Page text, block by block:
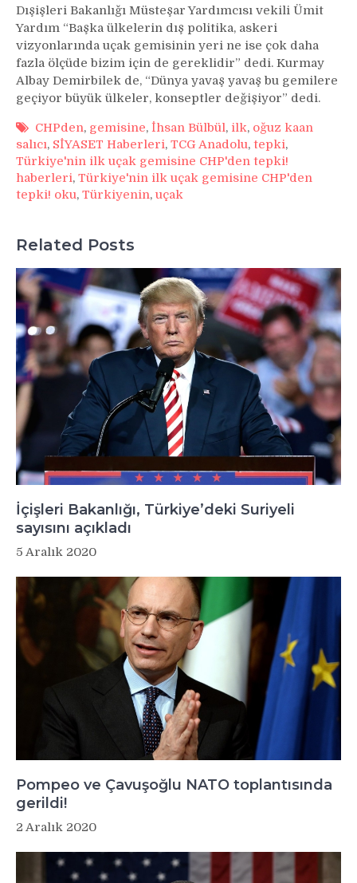
Dışişleri Bakanlığı Müsteşar Yardımcısı vekili Ümit
Yardım “Başka ülkelerin dış politika, askeri
vizyonlarında uçak gemisinin yeri ne ise çok daha
fazla ölçüde bizim için de gereklidir” dedi. Kurmay
Albay Demirbilek de, “Dünya yavaş yavaş bu gemilere
geçiyor büyük ülkeler, konseptler değişiyor” dedi.
CHPden, gemisine, İhsan Bülbül, ilk, oğuz kaan
salıcı, SİYASET Haberleri, TCG Anadolu, tepki,
Türkiye'nin ilk uçak gemisine CHP'den tepki!
haberleri, Türkiye'nin ilk uçak gemisine CHP'den
tepki! oku, Türkiyenin, uçak
Related Posts
İçişleri Bakanlığı, Türkiye’deki Suriyeli
sayısını açıkladı
5 Aralık 2020
Pompeo ve Çavuşoğlu NATO toplantısında
gerildi!
2 Aralık 2020